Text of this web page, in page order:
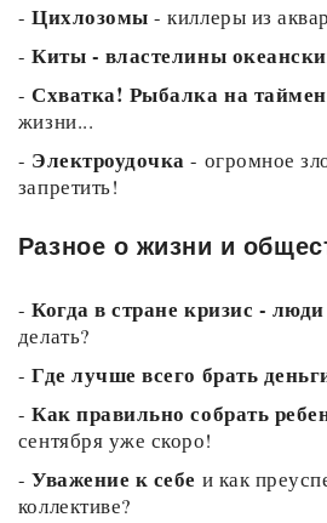
- Цихлозомы - киллеры из
- Киты - властелины
- Схватка! Рыбалка на
жизни...
- Электроудочка - огромное
запретить!
Разное о жизни и
- Когда в стране кризис -
делать?
- Где лучше всего брать
- Как правильно собрать
сентября уже скоро!
- Уважение к себе и как
коллективе?